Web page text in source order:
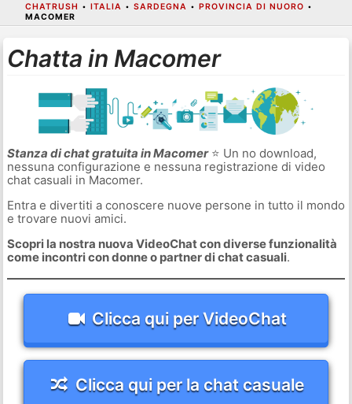
CHATRUSH • ITALIA • SARDEGNA • PROVINCIA DI NUORO •
MACOMER
Chatta in Macomer
Stanza di chat gratuita in Macomer⭐ Un no download,
nessuna configurazione e nessuna registrazione di video
chat casuali in Macomer.
Entra e divertiti a conoscere nuove persone in tutto il mondo
e trovare nuovi amici.
Scopri la nostra nuova VideoChat con diverse funzionalità
come incontri con donne o partner di chat casuali.
Clicca qui per VideoChat
Clicca qui per la chat casuale